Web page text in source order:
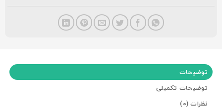
توضیحات
توضیحات تکمیلی
نظرات (0)